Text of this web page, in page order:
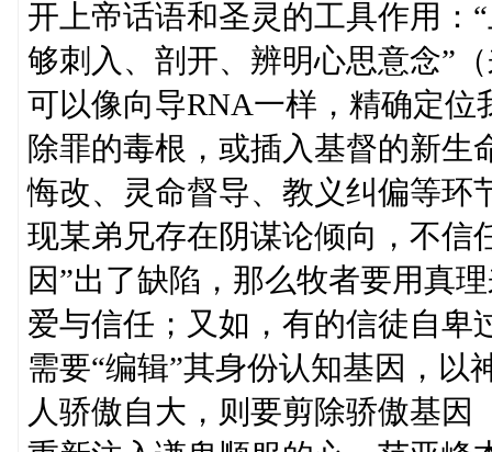
开上帝话语和圣灵的工具作用：
够刺入、剖开、辨明心思意念”
可以像向导RNA一样，精确定
除罪的毒根，或插入基督的新生
悔改、灵命督导、教义纠偏等环
现某弟兄存在阴谋论倾向，不信
因”出了缺陷，那么牧者要用真
爱与信任；又如，有的信徒自卑
需要“编辑”其身份认知基因，以
人骄傲自大，则要剪除骄傲基